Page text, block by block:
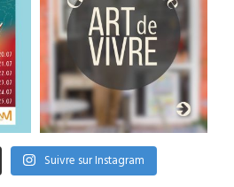
Suivre sur Instagram